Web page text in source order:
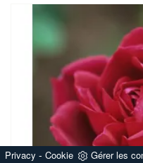
Privacy - Cookie Gérer les